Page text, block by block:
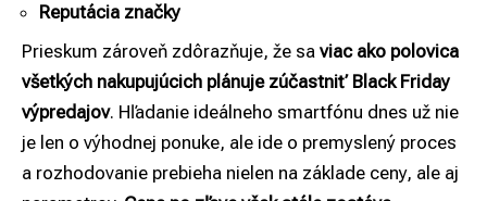
Reputácia značky
Prieskum zároveň zdôrazňuje, že sa viac ako polovica
všetkých nakupujúcich plánuje zúčastniť Black Friday
výpredajov. Hľadanie ideálneho smartfónu dnes už nie
je len o výhodnej ponuke, ale ide o premyslený proces
a rozhodovanie prebieha nielen na základe ceny, ale aj